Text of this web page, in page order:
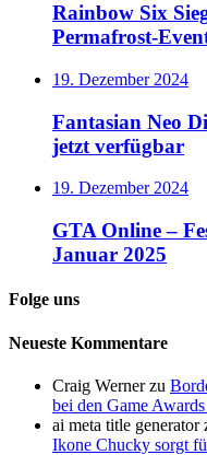
Rainbow Six
Permafrost-
19. Dezember 2024
Fantasian Neo
jetzt verfügbar
19. Dezember 2024
GTA Online –
Januar 2025
Folge uns
Neueste Kommentare
Craig Wernerzu
bei den Game
ai meta title generator
Ikone Chucky sorgt